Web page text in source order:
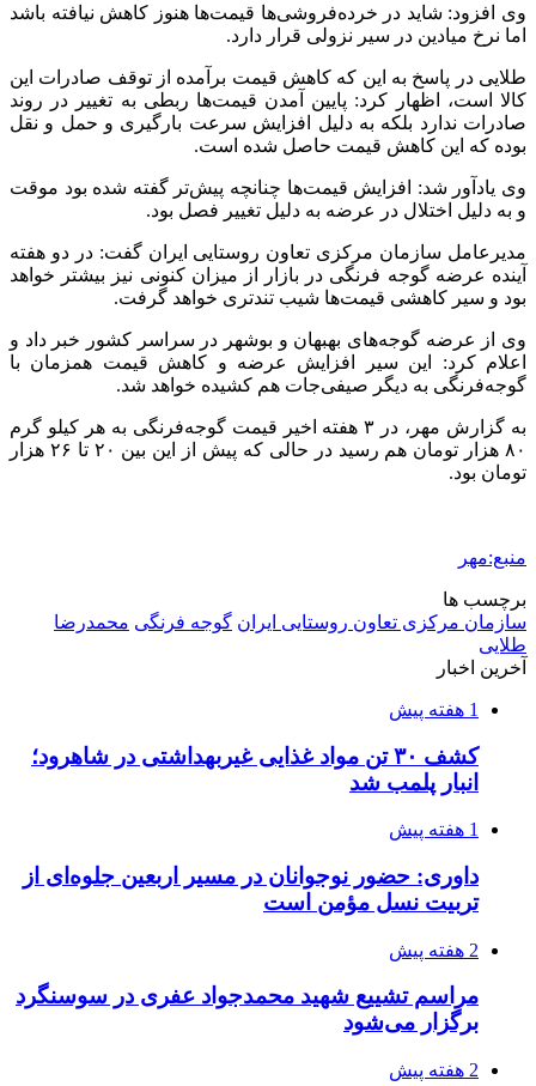
وی افزود: شاید در خرده‌فروشی‌ها قیمت‌ها هنوز کاهش نیافته باشد
اما نرخ میادین در سیر نزولی قرار دارد.
طلایی در پاسخ به این که کاهش قیمت برآمده از توقف صادرات این
کالا است، اظهار کرد: پایین آمدن قیمت‌ها ربطی به تغییر در روند
صادرات ندارد بلکه به دلیل افزایش سرعت بارگیری و حمل و نقل
بوده که این کاهش قیمت حاصل شده است.
وی یادآور شد: افزایش قیمت‌ها چنانچه پیش‌تر گفته شده بود موقت
و به دلیل اختلال در عرضه به دلیل تغییر فصل بود.
مدیرعامل سازمان مرکزی تعاون روستایی ایران گفت: در دو هفته
آینده عرضه گوجه فرنگی در بازار از میزان کنونی نیز بیشتر خواهد
بود و سیر کاهشی قیمت‌ها شیب تندتری خواهد گرفت.
وی از عرضه گوجه‌های بهبهان و بوشهر در سراسر کشور خبر داد و
اعلام کرد: این سیر افزایش عرضه و کاهش قیمت همزمان با
گوجه‌فرنگی به دیگر صیفی‌جات هم کشیده خواهد شد.
به گزارش مهر، در ۳ هفته اخیر قیمت گوجه‌فرنگی به هر کیلو گرم
۸۰ هزار تومان هم رسید در حالی که پیش از این بین ۲۰ تا ۲۶ هزار
تومان بود.
منبع:مهر
برچسب ها
سازمان مرکزی تعاون روستایی ایران گوجه فرنگی محمدرضا
طلایی
آخرین اخبار
1 هفته پیش
کشف ۳۰ تن مواد غذایی غیربهداشتی در شاهرود؛
انبار پلمب شد
1 هفته پیش
داوری: حضور نوجوانان در مسیر اربعین جلوه‌ای از
تربیت نسل مؤمن است
2 هفته پیش
مراسم تشییع شهید محمدجواد عفری در سوسنگرد
برگزار می‌شود
2 هفته پیش